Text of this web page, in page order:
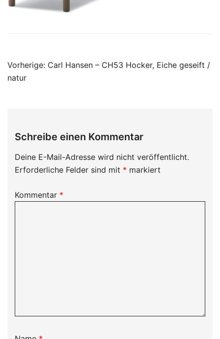
Beitragsnavigation
Vorherige: Carl Hansen – CH53 Hocker, Eiche geseift /
natur
Schreibe einen Kommentar
Deine E-Mail-Adresse wird nicht veröffentlicht.
Erforderliche Felder sind mit * markiert
Kommentar *